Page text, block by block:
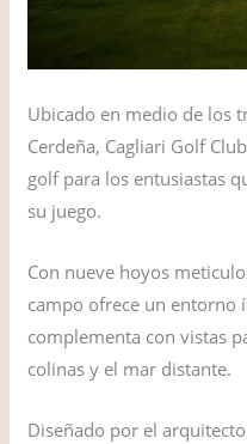
Ubicado en medio de los
Cerdeña, Cagliari Golf
golf para los entusiastas
su juego.
Con nueve hoyos
campo ofrece un entorno
complementa con vistas
colinas y el mar distante.
Diseñado por el